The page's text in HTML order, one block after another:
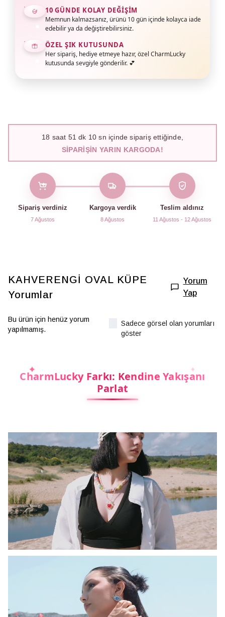
10 GÜNDE KOLAY DEĞIŞIM
Memnun kalmazsanız, ürünü 10 gün içinde kolayca iade
edebilir ya da değiştirebilirsiniz.
ÖZEL ŞIK KUTUSUNDA
Her sipariş, hediye etmeye hazır, özel CharmLucky
kutusunda sevgiyle gönderilir. 💕
18 saat 51 dk 09 sn içinde sipariş ettiğinde,
SIPARIŞIN YARIN KARGODA!
Sipariş verdiniz
7 Ağustos
Kargoya verdik
8 Ağustos
Teslim aldınız
11 Ağustos - 12 Ağustos
KAHVERENGİ OVAL KÜPE
Yorumlar
Yorum
Yap
Bu ürün için henüz yorum
yapılmamış.
Sadece görsel olan yorumları
göster
CharmLucky Farkı: Kendine Yakışanı
Parlat